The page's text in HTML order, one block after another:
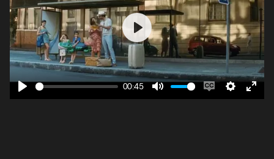
Play
00:45
Mute
EnableSettings
Play